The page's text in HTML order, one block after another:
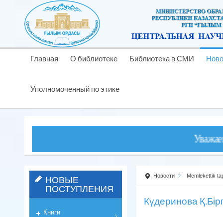
Главная О библиотеке Библиотека в СМИ
Уполномоченный по этике
Уважаемые
Новости Memlekettik
Күдеринова
НОВЫЕ
ПОСТУПЛЕНИЯ
Книги